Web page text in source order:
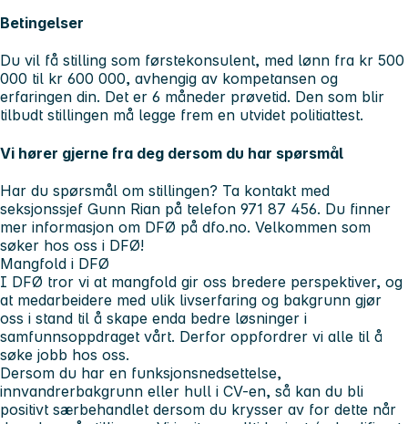
Betingelser
Du vil få stilling som førstekonsulent, med lønn fra kr 500
000 til kr 600 000, avhengig av kompetansen og
erfaringen din. Det er 6 måneder prøvetid. Den som blir
tilbudt stillingen må legge frem en utvidet politiattest.
Vi hører gjerne fra deg dersom du har spørsmål
Har du spørsmål om stillingen? Ta kontakt med
seksjonssjef Gunn Rian på telefon 971 87 456. Du finner
mer informasjon om DFØ på dfo.no. Velkommen som
søker hos oss i DFØ!
Mangfold i DFØ
I DFØ tror vi at mangfold gir oss bredere perspektiver, og
at medarbeidere med ulik livserfaring og bakgrunn gjør
oss i stand til å skape enda bedre løsninger i
samfunnsoppdraget vårt. Derfor oppfordrer vi alle til å
søke jobb hos oss.
Dersom du har en funksjonsnedsettelse,
innvandrerbakgrunn eller hull i CV-en, så kan du bli
positivt særbehandlet dersom du krysser av for dette når